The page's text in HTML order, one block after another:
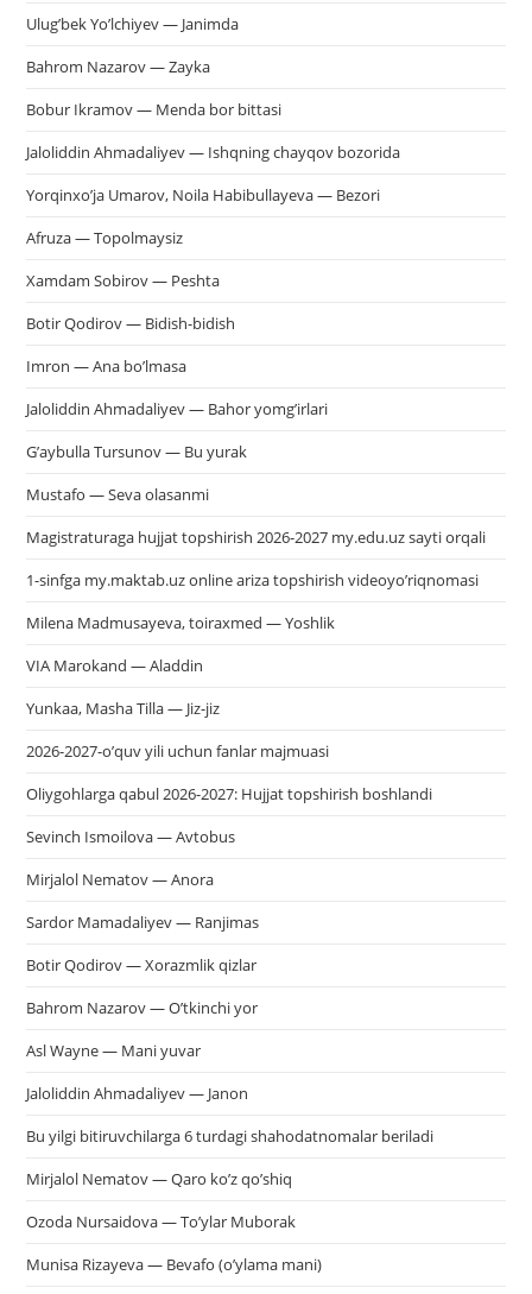
Ulug’bek Yo’lchiyev — Janimda
Bahrom Nazarov — Zayka
Bobur Ikramov — Menda bor bittasi
Jaloliddin Ahmadaliyev — Ishqning chayqov bozorida
Yorqinxo’ja Umarov, Noila Habibullayeva — Bezori
Afruza — Topolmaysiz
Xamdam Sobirov — Peshta
Botir Qodirov — Bidish-bidish
Imron — Ana bo’lmasa
Jaloliddin Ahmadaliyev — Bahor yomg’irlari
G’aybulla Tursunov — Bu yurak
Mustafo — Seva olasanmi
Magistraturaga hujjat topshirish 2026-2027 my.edu.uz sayti orqali
1-sinfga my.maktab.uz online ariza topshirish videoyo’riqnomasi
Milena Madmusayeva, toiraxmed — Yoshlik
VIA Marokand — Aladdin
Yunkaa, Masha Tilla — Jiz-jiz
2026-2027-o’quv yili uchun fanlar majmuasi
Oliygohlarga qabul 2026-2027: Hujjat topshirish boshlandi
Sevinch Ismoilova — Avtobus
Mirjalol Nematov — Anora
Sardor Mamadaliyev — Ranjimas
Botir Qodirov — Xorazmlik qizlar
Bahrom Nazarov — O’tkinchi yor
Asl Wayne — Mani yuvar
Jaloliddin Ahmadaliyev — Janon
Bu yilgi bitiruvchilarga 6 turdagi shahodatnomalar beriladi
Mirjalol Nematov — Qaro ko’z qo’shiq
Ozoda Nursaidova — To’ylar Muborak
Munisa Rizayeva — Bevafo (o’ylama mani)